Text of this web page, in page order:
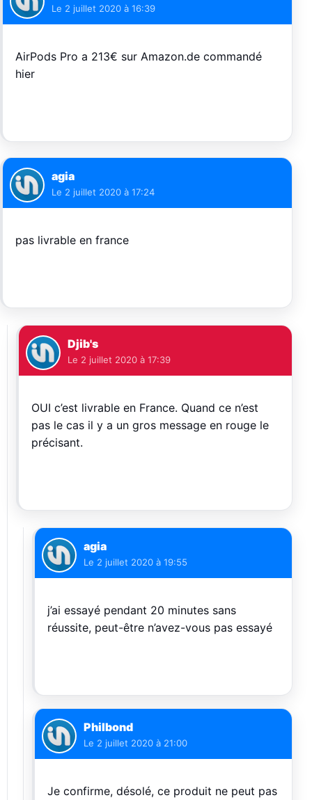
Le 2 juillet 2020 à 16:39
AirPods Pro a 213€ sur Amazon.de commandé
hier
agia
Le 2 juillet 2020 à 17:24
pas livrable en france
Djib's
Le 2 juillet 2020 à 17:39
OUI c’est livrable en France. Quand ce n’est
pas le cas il y a un gros message en rouge le
précisant.
agia
Le 2 juillet 2020 à 19:55
j’ai essayé pendant 20 minutes sans
réussite, peut-être n’avez-vous pas essayé
Philbond
Le 2 juillet 2020 à 21:00
Je confirme, désolé, ce produit ne peut pas